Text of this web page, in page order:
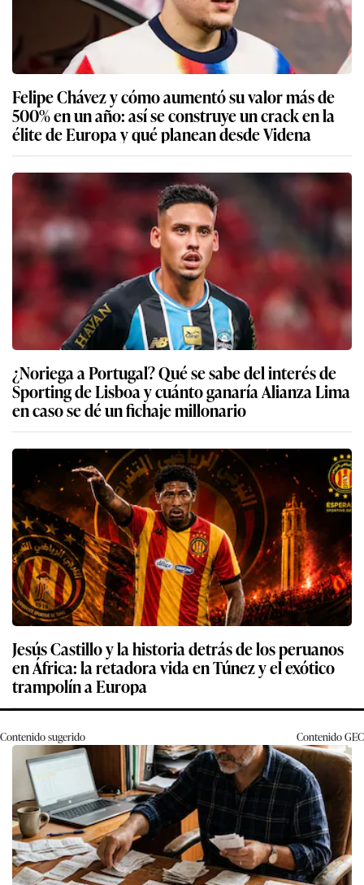
Felipe Chávez y cómo aumentó su valor más de
500% en un año: así se construye un crack en la
élite de Europa y qué planean desde Videna
¿Noriega a Portugal? Qué se sabe del interés de
Sporting de Lisboa y cuánto ganaría Alianza Lima
en caso se dé un fichaje millonario
Jesús Castillo y la historia detrás de los peruanos
en África: la retadora vida en Túnez y el exótico
trampolín a Europa
Contenido sugerido ContenidoGEC